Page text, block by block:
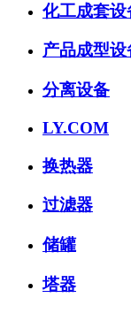
化工成套设
产品成型设
分离设备
LY.COM
换热器
过滤器
储罐
塔器